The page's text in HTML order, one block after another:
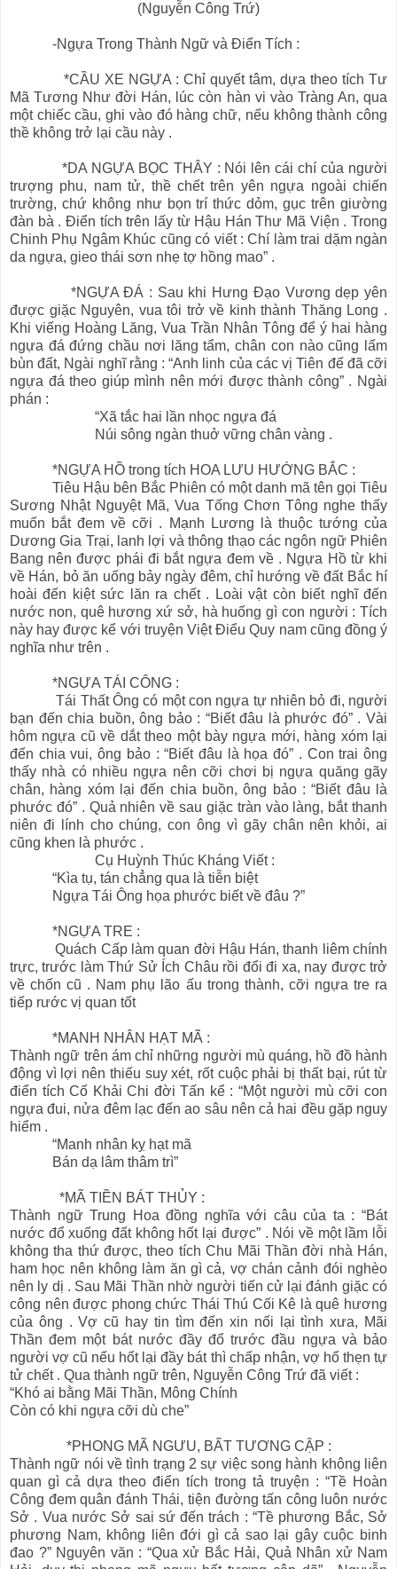
(Nguyễn Công Trứ)
-Ngựa Trong Thành Ngữ và Điển Tích :
*CẦU XE NGỰA : Chỉ quyết tâm, dựa theo tích Tư
Mã Tương Như đời Hán, lúc còn hàn vi vào Tràng An, qua
một chiếc cầu, ghi vào đó hàng chữ, nếu không thành công
thề không trở lại cầu này .
*DA NGỰA BỌC THÂY : Nói lên cái chí của người
trượng phu, nam tử, thề chết trên yên ngựa ngoài chiến
trường, chứ không như bọn trí thức dỏm, gục trên giường
đàn bà . Điển tích trên lấy từ Hậu Hán Thư Mã Viện . Trong
Chinh Phụ Ngâm Khúc cũng có viết : Chí làm trai dặm ngàn
da ngựa, gieo thái sơn nhẹ tợ hồng mao” .
*NGỰA ĐÁ : Sau khi Hưng Đạo Vương dẹp yên
được giặc Nguyên, vua tôi trở về kinh thành Thăng Long .
Khi viếng Hoàng Lăng, Vua Trần Nhân Tông để ý hai hàng
ngựa đá đứng chầu nơi lăng tẩm, chân con nào cũng lấm
bùn đất, Ngài nghĩ rằng : “Anh linh của các vị Tiên đế đã cỡi
ngựa đá theo giúp mình nên mới được thành công” . Ngài
phán :
“Xã tắc hai lần nhọc ngựa đá
Núi sông ngàn thuở vững chân vàng .
*NGỰA HỒ trong tích HOA LƯU HƯỚNG BẮC :
Tiêu Hậu bên Bắc Phiên có một danh mã tên gọi Tiêu
Sương Nhật Nguyệt Mã, Vua Tống Chơn Tông nghe thấy
muốn bắt đem về cỡi . Mạnh Lương là thuộc tướng của
Dương Gia Trại, lanh lợi và thông thạo các ngôn ngữ Phiên
Bang nên được phái đi bắt ngựa đem về . Ngựa Hồ từ khi
về Hán, bỏ ăn uống bảy ngày đêm, chỉ hướng về đất Bắc hí
hoài đến kiệt sức lăn ra chết . Loài vật còn biết nghĩ đến
nước non, quê hương xứ sở, hà huống gì con người : Tích
này hay được kể với truyện Việt Điểu Quy nam cũng đồng ý
nghĩa như trên .
*NGỰA TÁI CÔNG :
Tái Thất Ông có một con ngựa tự nhiên bỏ đi, người
bạn đến chia buồn, ông bảo : “Biết đâu là phước đó” . Vài
hôm ngựa cũ về dắt theo một bày ngựa mới, hàng xóm lại
đến chia vui, ông bảo : “Biết đâu là họa đó” . Con trai ông
thấy nhà có nhiều ngựa nên cỡi chơi bị ngựa quăng gãy
chân, hàng xóm lại đến chia buồn, ông bảo : “Biết đâu là
phước đó” . Quả nhiên về sau giặc tràn vào làng, bắt thanh
niên đi lính cho chúng, con ông vì gãy chân nên khỏi, ai
cũng khen là phước .
Cụ Huỳnh Thúc Kháng Viết :
“Kìa tụ, tán chẳng qua là tiễn biệt
Ngựa Tái Ông họa phước biết về đâu ?”
*NGỰA TRE :
Quách Cấp làm quan đời Hậu Hán, thanh liêm chính
trực, trước làm Thứ Sử Ích Châu rồi đổi đi xa, nay được trở
về chốn cũ . Nam phụ lão ấu trong thành, cỡi ngựa tre ra
tiếp rước vị quan tốt
*MANH NHÂN HẠT MÃ :
Thành ngữ trên ám chỉ những người mù quáng, hồ đồ hành
động vì lợi nên thiếu suy xét, rốt cuộc phải bị thất bại, rút từ
điển tích Cố Khải Chi đời Tấn kể : “Một người mù cỡi con
ngựa đui, nửa đêm lạc đến ao sâu nên cả hai đều gặp nguy
hiểm .
“Manh nhân kỵ hạt mã
Bán dạ lâm thâm trì”
*MÃ TIỀN BÁT THỦY :
Thành ngữ Trung Hoa đồng nghĩa với câu của ta : “Bát
nước đổ xuống đất không hốt lại được” . Nói về một lầm lỗi
không tha thứ được, theo tích Chu Mãi Thần đời nhà Hán,
ham học nên không làm ăn gì cả, vợ chán cảnh đói nghèo
nên ly dị . Sau Mãi Thần nhờ người tiến cử lại đánh giặc có
công nên được phong chức Thái Thú Cối Kê là quê hương
của ông . Vợ cũ hay tin tìm đến xin nối lại tình xưa, Mãi
Thần đem một bát nước đầy đổ trước đầu ngựa và bảo
người vợ cũ nếu hốt lại đầy bát thì chấp nhận, vợ hổ thẹn tự
tử chết . Qua thành ngữ trên, Nguyễn Công Trứ đã viết :
“Khó ai bằng Mãi Thần, Mông Chính
Còn có khi ngựa cỡi dù che”
*PHONG MÃ NGƯU, BẤT TƯƠNG CẬP :
Thành ngữ nói về tình trạng 2 sự việc song hành không liên
quan gì cả dựa theo điển tích trong tả truyện : “Tề Hoàn
Công đem quân đánh Thái, tiện đường tấn công luôn nước
Sở . Vua nước Sở sai sứ đến trách : “Tề phương Bắc, Sở
phương Nam, không liên đới gì cả sao lại gây cuộc binh
đao ?” Nguyên văn : “Qua xử Bắc Hải, Quả Nhân xử Nam